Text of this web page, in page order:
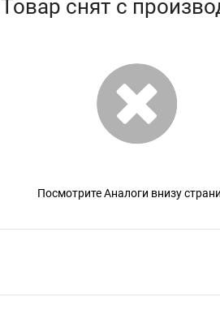
Товар снят с
Посмотрите Аналоги внизу